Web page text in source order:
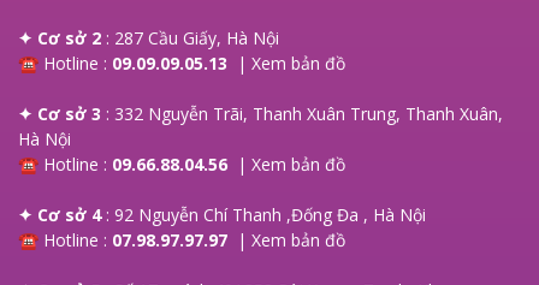
✦ Cơ sở 2 : 287 Cầu Giấy, Hà Nội
☎ Hotline : 09.09.09.05.13 | Xem bản đồ
✦ Cơ sở 3 : 332 Nguyễn Trãi, Thanh Xuân Trung, Thanh Xuân,
Hà Nội
☎ Hotline : 09.66.88.04.56 | Xem bản đồ
✦ Cơ sở 4: 92 Nguyễn Chí Thanh ,Đống Đa , Hà Nội
☎ Hotline : 07.98.97.97.97 | Xem bản đồ